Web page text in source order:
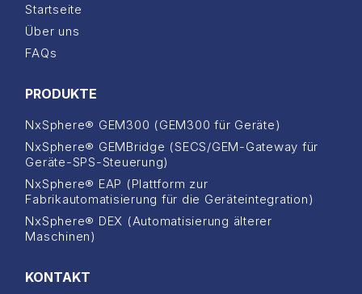
Startseite
Über uns
FAQs
PRODUKTE
NxSphere® GEM300 (GEM300 für Geräte)
NxSphere® GEMBridge (SECS/GEM-Gateway für
Geräte-SPS-Steuerung)
NxSphere® EAP (Plattform zur
Fabrikautomatisierung für die Geräteintegration)
NxSphere® DEX (Automatisierung älterer
Maschinen)
KONTAKT